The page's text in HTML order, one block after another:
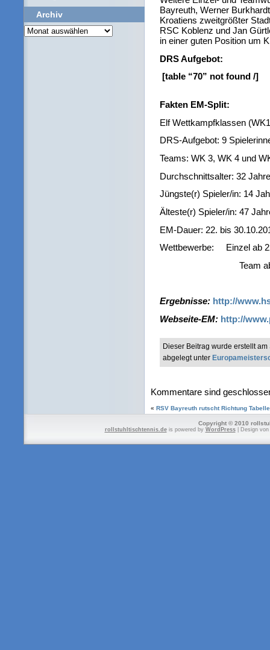
Bayreuth, Werner
Kroatiens zweitgrößter
RSC Koblenz und Jan
in einer guten Position um
DRS Aufgebot:
[table “70” not found /]
Fakten EM-Split:
Elf Wettkampfklassen
DRS-Aufgebot: 9
Teams: WK 3, WK 4 und
Durchschnittsalter: 32 Jahre
Jüngste(r) Spieler/in: 14
Älteste(r) Spieler/in: 47
EM-Dauer: 22. bis
Wettbewerbe: Einzel ab
Team ab
Ergebnisse: http://
Webseite-EM: http://
Dieser Beitrag wurde erstellt
abgelegt unter
Kommentare sind
« RSV Bayreuth rutscht Richtung
Archiv
Archiv
Copyright © 2010
rollstuhltischtennis.deis powered by WordPress| Design von